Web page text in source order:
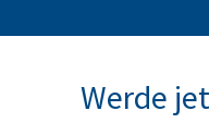
Werde